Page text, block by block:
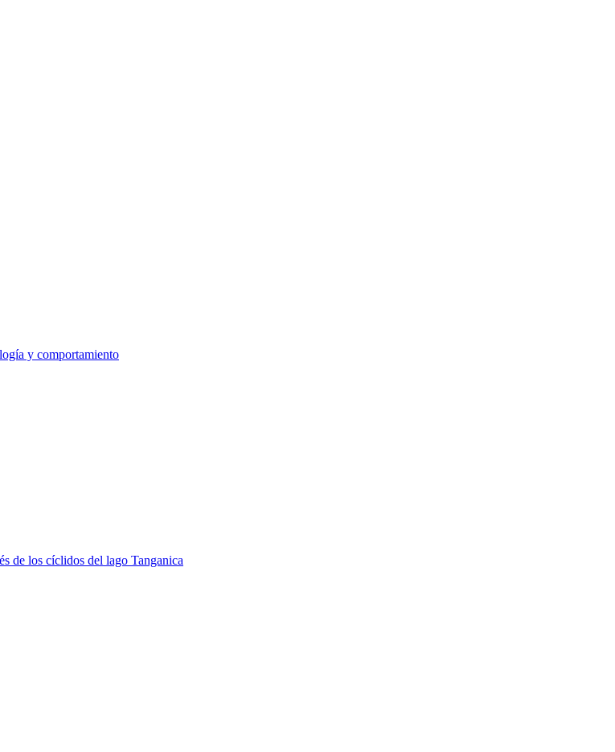
y comportamiento
de los cíclidos del lago Tanganica